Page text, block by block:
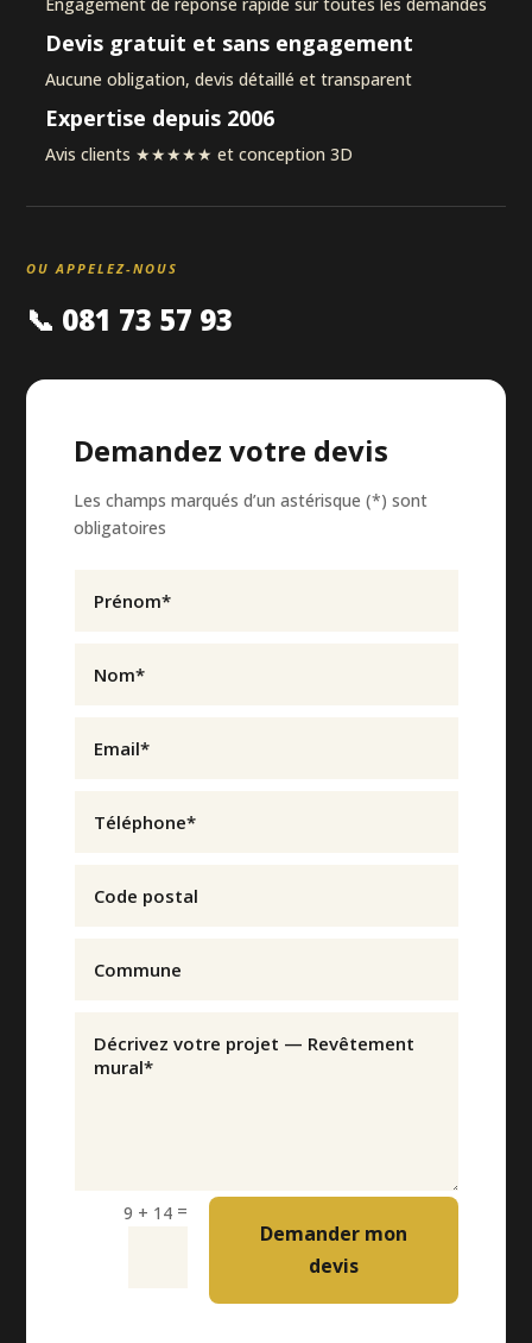
Engagement de réponse rapide sur toutes les demandes
Devis gratuit et sans engagement
Aucune obligation, devis détaillé et transparent
Expertise depuis 2006
Avis clients ★★★★★ et conception 3D
OU APPELEZ-NOUS
📞 081 73 57 93
Demandez votre devis
Les champs marqués d’un astérisque (*) sont
obligatoires
9 + 14=
Demander mon
devis